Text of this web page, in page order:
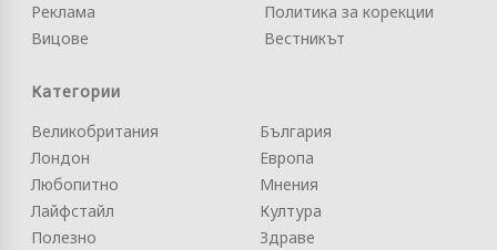
Реклама
Вицове
Политика за корекции
Вестникът
Категории
Великобритания
Лондон
Любопитно
Лайфстайл
Полезно
България
Европа
Мнения
Култура
Здраве